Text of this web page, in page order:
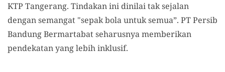
KTP Tangerang. Tindakan ini dinilai tak sejalan
dengan semangat "sepak bola untuk semua”. PT Persib
Bandung Bermartabat seharusnya memberikan
pendekatan yang lebih inklusif.